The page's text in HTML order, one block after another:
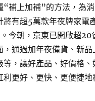
“補上加補”的方法，為
將有超5萬款年夜牌家電
今朝，京東已開啟超20
，通過加年夜備貨、新
等，讓好產品、好價格、
利更好、更快、更便捷地